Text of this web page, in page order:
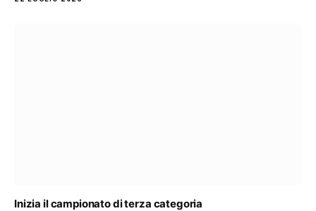
Inizia il campionato di terza categoria